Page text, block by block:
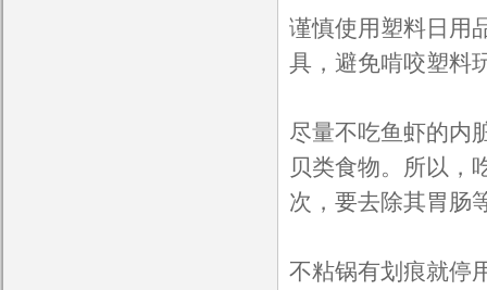
谨慎使用塑料日用
具，避免啃咬塑料
尽量不吃鱼虾的内
贝类食物。所以，
次，要去除其胃肠
不粘锅有划痕就停